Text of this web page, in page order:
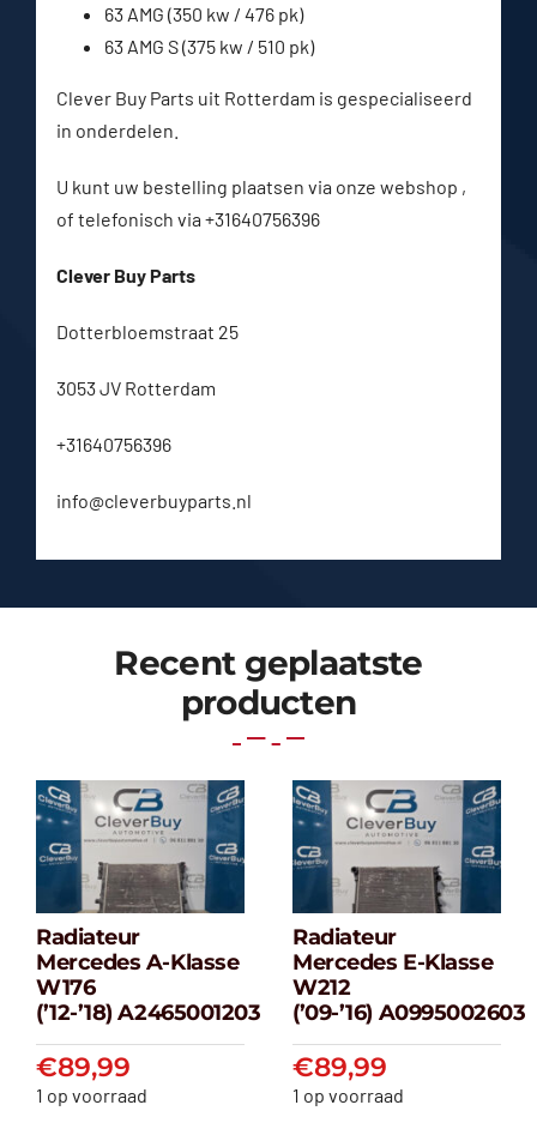
63 AMG (350 kw / 476 pk)
63 AMG S (375 kw / 510 pk)
Clever Buy Parts uit Rotterdam is gespecialiseerd
in onderdelen.
U kunt uw bestelling plaatsen via onze webshop ,
of telefonisch via +31640756396
Clever Buy Parts
Dotterbloemstraat 25
3053 JV Rotterdam
+31640756396
info@cleverbuyparts.nl
Recent geplaatste
producten
Radiateur
Mercedes A-
klasse W176
(’12-’18) A2465001203
€89,99
Radiateur
Mercedes A-Klasse
W176
(’12-’18) A2465001203
€89,99
1 op voorraad
Radiateur
Mercedes E-
klasse W212
(’09-’16)
€89,99
Radiateur
Mercedes E-Klasse
W212
(’09-’16) A0995002603
€89,99
1 op voorraad